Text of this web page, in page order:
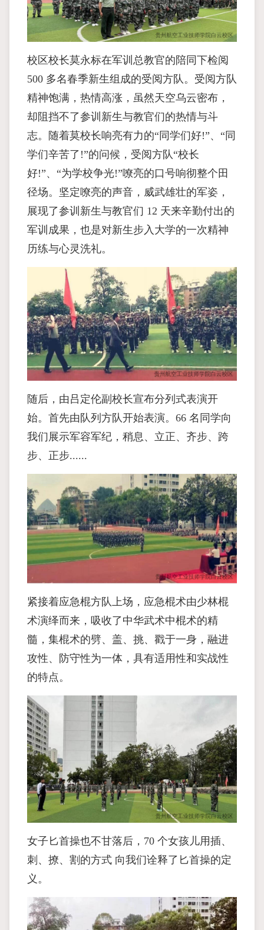
校区校长莫永标在军训总教官的陪同下检阅
500 多名春季新生组成的受阅方队。受阅方队
精神饱满，热情高涨，虽然天空乌云密布，
却阻挡不了参训新生与教官们的热情与斗
志。随着莫校长响亮有力的“同学们好!”、“同
学们辛苦了!”的问候，受阅方队“校长
好!”、“为学校争光!”嘹亮的口号响彻整个田
径场。坚定嘹亮的声音，威武雄壮的军姿，
展现了参训新生与教官们 12 天来辛勤付出的
军训成果，也是对新生步入大学的一次精神
历练与心灵洗礼。
随后，由吕定伦副校长宣布分列式表演开
始。首先由队列方队开始表演。66 名同学向
我们展示军容军纪，稍息、立正、齐步、跨
步、正步......
紧接着应急棍方队上场，应急棍术由少林棍
术演绎而来，吸收了中华武术中棍术的精
髓，集棍术的劈、盖、挑、戳于一身，融进
攻性、防守性为一体，具有适用性和实战性
的特点。
女子匕首操也不甘落后，70 个女孩儿用插、
刺、撩、割的方式 向我们诠释了匕首操的定
义。